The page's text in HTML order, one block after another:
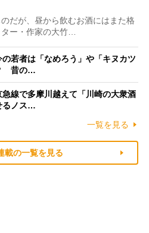
だが、昼から飲むお酒にはまた格
ー・作家の大竹…
の若者は「なめろう」や「キヌカツ
昔の…
急線で多摩川越えて「川崎の大衆酒
るノス…
一覧を見る
載の一覧を見る